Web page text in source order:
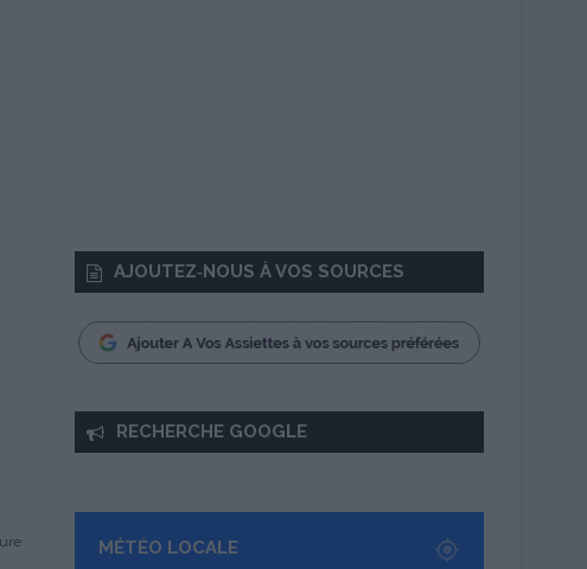
AJOUTEZ‑NOUS À VOS SOURCES
RECHERCHE GOOGLE
MÉTÉO LOCALE